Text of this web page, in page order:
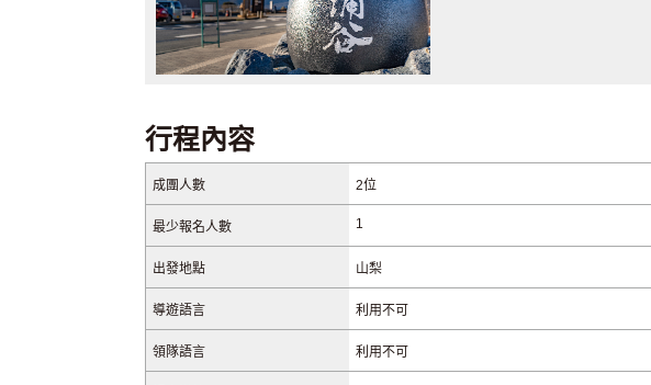
行程內容
成團人數 2位
最少報名人數 1
出發地點 山梨
導遊語言 利用不可
領隊語言 利用不可